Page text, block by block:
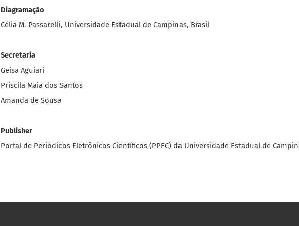
Diagramação
Célia M. Passarelli, Universidade Estadual de Campinas, Brasil
Secretaria
Geisa Aguiari
Priscila Maia dos Santos
Amanda de Sousa
Publisher
Portal de Periódicos Eletrônicos Científicos (PPEC) da Universidade Estadual de